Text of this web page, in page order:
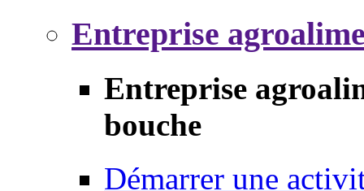
Entreprise
Entreprise
bouche
Démarrer une